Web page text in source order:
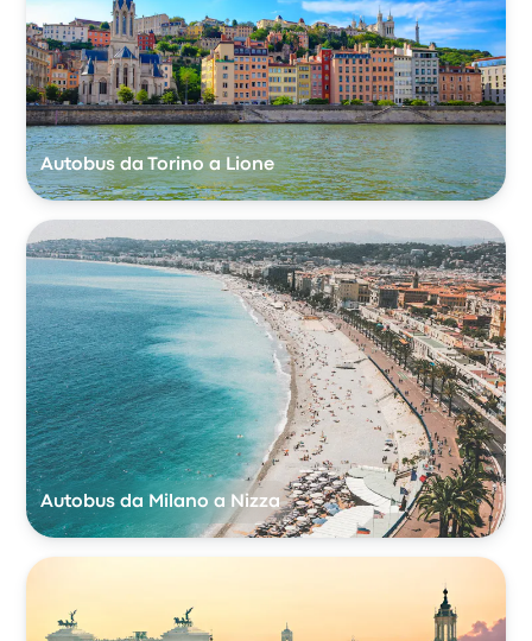
Autobus da Torino a Lione
Autobus da Milano a Nizza